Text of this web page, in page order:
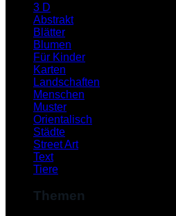
3 D
Abstrakt
Blätter
Blumen
Für Kinder
Karten
Landschaften
Menschen
Muster
Orientalisch
Städte
Street Art
Text
Tiere
Themen